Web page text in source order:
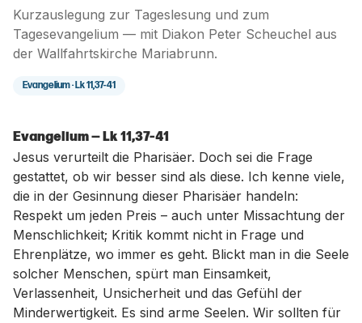
Kurzauslegung zur Tageslesung und zum
Tagesevangelium — mit Diakon Peter Scheuchel aus
der Wallfahrtskirche Mariabrunn.
Evangelium ·Lk 11,37-41
Evangelium — Lk 11,37-41
Jesus verurteilt die Pharisäer. Doch sei die Frage
gestattet, ob wir besser sind als diese. Ich kenne viele,
die in der Gesinnung dieser Pharisäer handeln:
Respekt um jeden Preis – auch unter Missachtung der
Menschlichkeit; Kritik kommt nicht in Frage und
Ehrenplätze, wo immer es geht. Blickt man in die Seele
solcher Menschen, spürt man Einsamkeit,
Verlassenheit, Unsicherheit und das Gefühl der
Minderwertigkeit. Es sind arme Seelen. Wir sollten für